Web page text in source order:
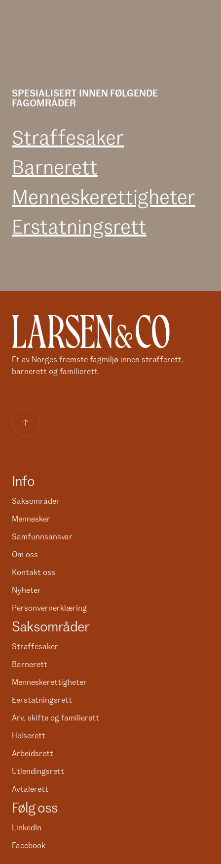
SPESIALISERT INNEN FØLGENDE
FAGOMRÅDER
Straffesaker
Barnerett
Menneske­rettigheter
Erstatnings­rett
Et av Norges fremste fagmiljø innen strafferett,
barnerett og familierett.
Info
Saksområder
Mennesker
Samfunnsansvar
Om oss
Kontakt oss
Nyheter
Personvernerklæring
Saksområder
Straffesaker
Barnerett
Menneskerettigheter
Eerstatningsrett
Arv, skifte og familierett
Helserett
Arbeidsrett
Utlendingsrett
Avtalerett
Følg oss
LinkedIn
Facebook